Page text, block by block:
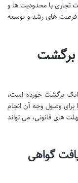
تجاری با محدودیت ها و
فرصت های رشد و توسعه
برگشت
برگشت خورده است،
برای وصول وجه آن انجام
های قانونی، می تواند
گواهی